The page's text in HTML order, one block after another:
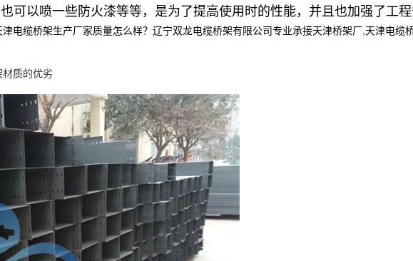
以喷一些防火漆等等，是为了提高使用时的性能，并且也加强了工程
电缆桥架生产厂家质量怎么样？辽宁双龙电缆桥架有限公司专业承接天津桥架厂,天津电
质的优劣